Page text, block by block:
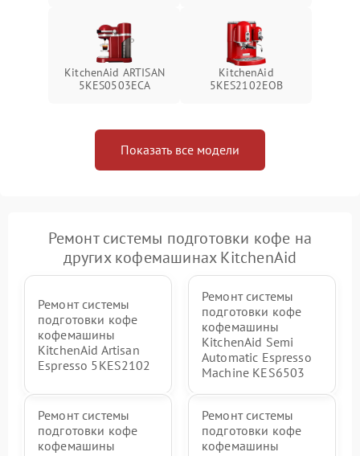
KitchenAid ARTISAN
5KES0503ECA
KitchenAid
5KES2102EOB
Показать все модели
Ремонт системы подготовки кофе на
других кофемашинах KitchenAid
Ремонт системы
подготовки кофе
кофемашины
KitchenAid Artisan
Espresso 5KES2102
Ремонт системы
подготовки кофе
кофемашины
KitchenAid Semi
Automatic Espresso
Machine KES6503
Ремонт системы
подготовки кофе
кофемашины
Ремонт системы
подготовки кофе
кофемашины